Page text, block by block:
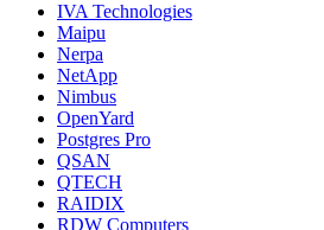
IVA Technologies
Maipu
Nerpa
NetApp
Nimbus
OpenYard
Postgres Pro
QSAN
QTECH
RAIDIX
RDW Computers